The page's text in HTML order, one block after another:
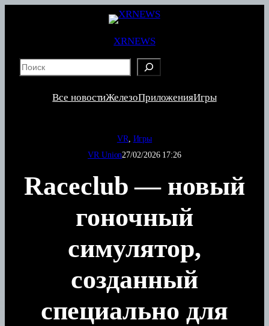
XRNEWS
Все новостиЖелезоПриложенияИгры
VR Игры
VR Union27/02/2026 17:26
Raceclub — новый
гоночный
симулятор,
созданный
специально для